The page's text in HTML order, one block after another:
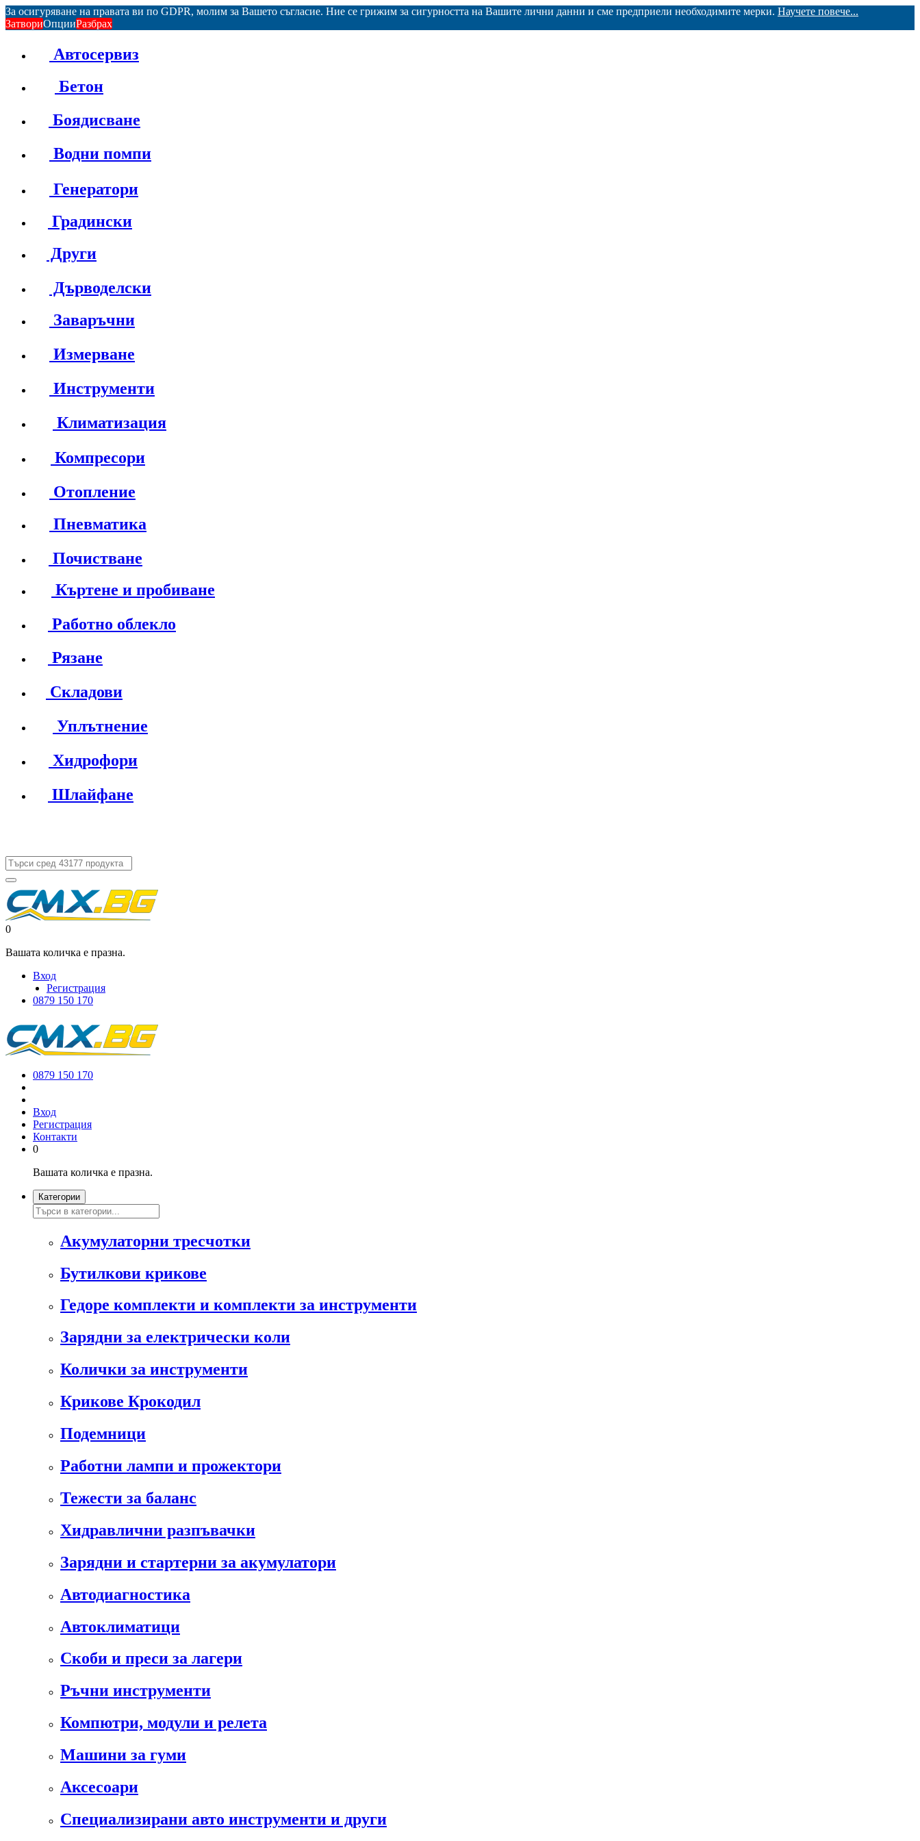
За осигуряване на правата ви по GDPR, молим за Вашето съгласие. Ние се грижим за сигурността на Вашите лични данни и сме предприели необходимите мерки. Научете повече...
ЗатвориОпцииРазбрах
Автосервиз
Бетон
Боядисване
Водни помпи
Генератори
Градински
Други
Дърводелски
Заваръчни
Измерване
Инструменти
Климатизация
Компресори
Отопление
Пневматика
Почистване
Къртене и пробиване
Работно облекло
Рязане
Складови
Уплътнение
Хидрофори
Шлайфане
0
Вашата количка е празна.
Вход
Регистрация
0879 150 170
0879 150 170
Вход
Регистрация
Контакти
0
Вашата количка е празна.
Категории
Акумулаторни тресчотки
Бутилкови крикове
Гедоре комплекти и комплекти за инструменти
Зарядни за електрически коли
Колички за инструменти
Крикове Крокодил
Подемници
Работни лампи и прожектори
Тежести за баланс
Хидравлични разпъвачки
Зарядни и стартерни за акумулатори
Автодиагностика
Автоклиматици
Скоби и преси за лагери
Ръчни инструменти
Компютри, модули и релета
Машини за гуми
Аксесоари
Специализирани авто инструменти и други